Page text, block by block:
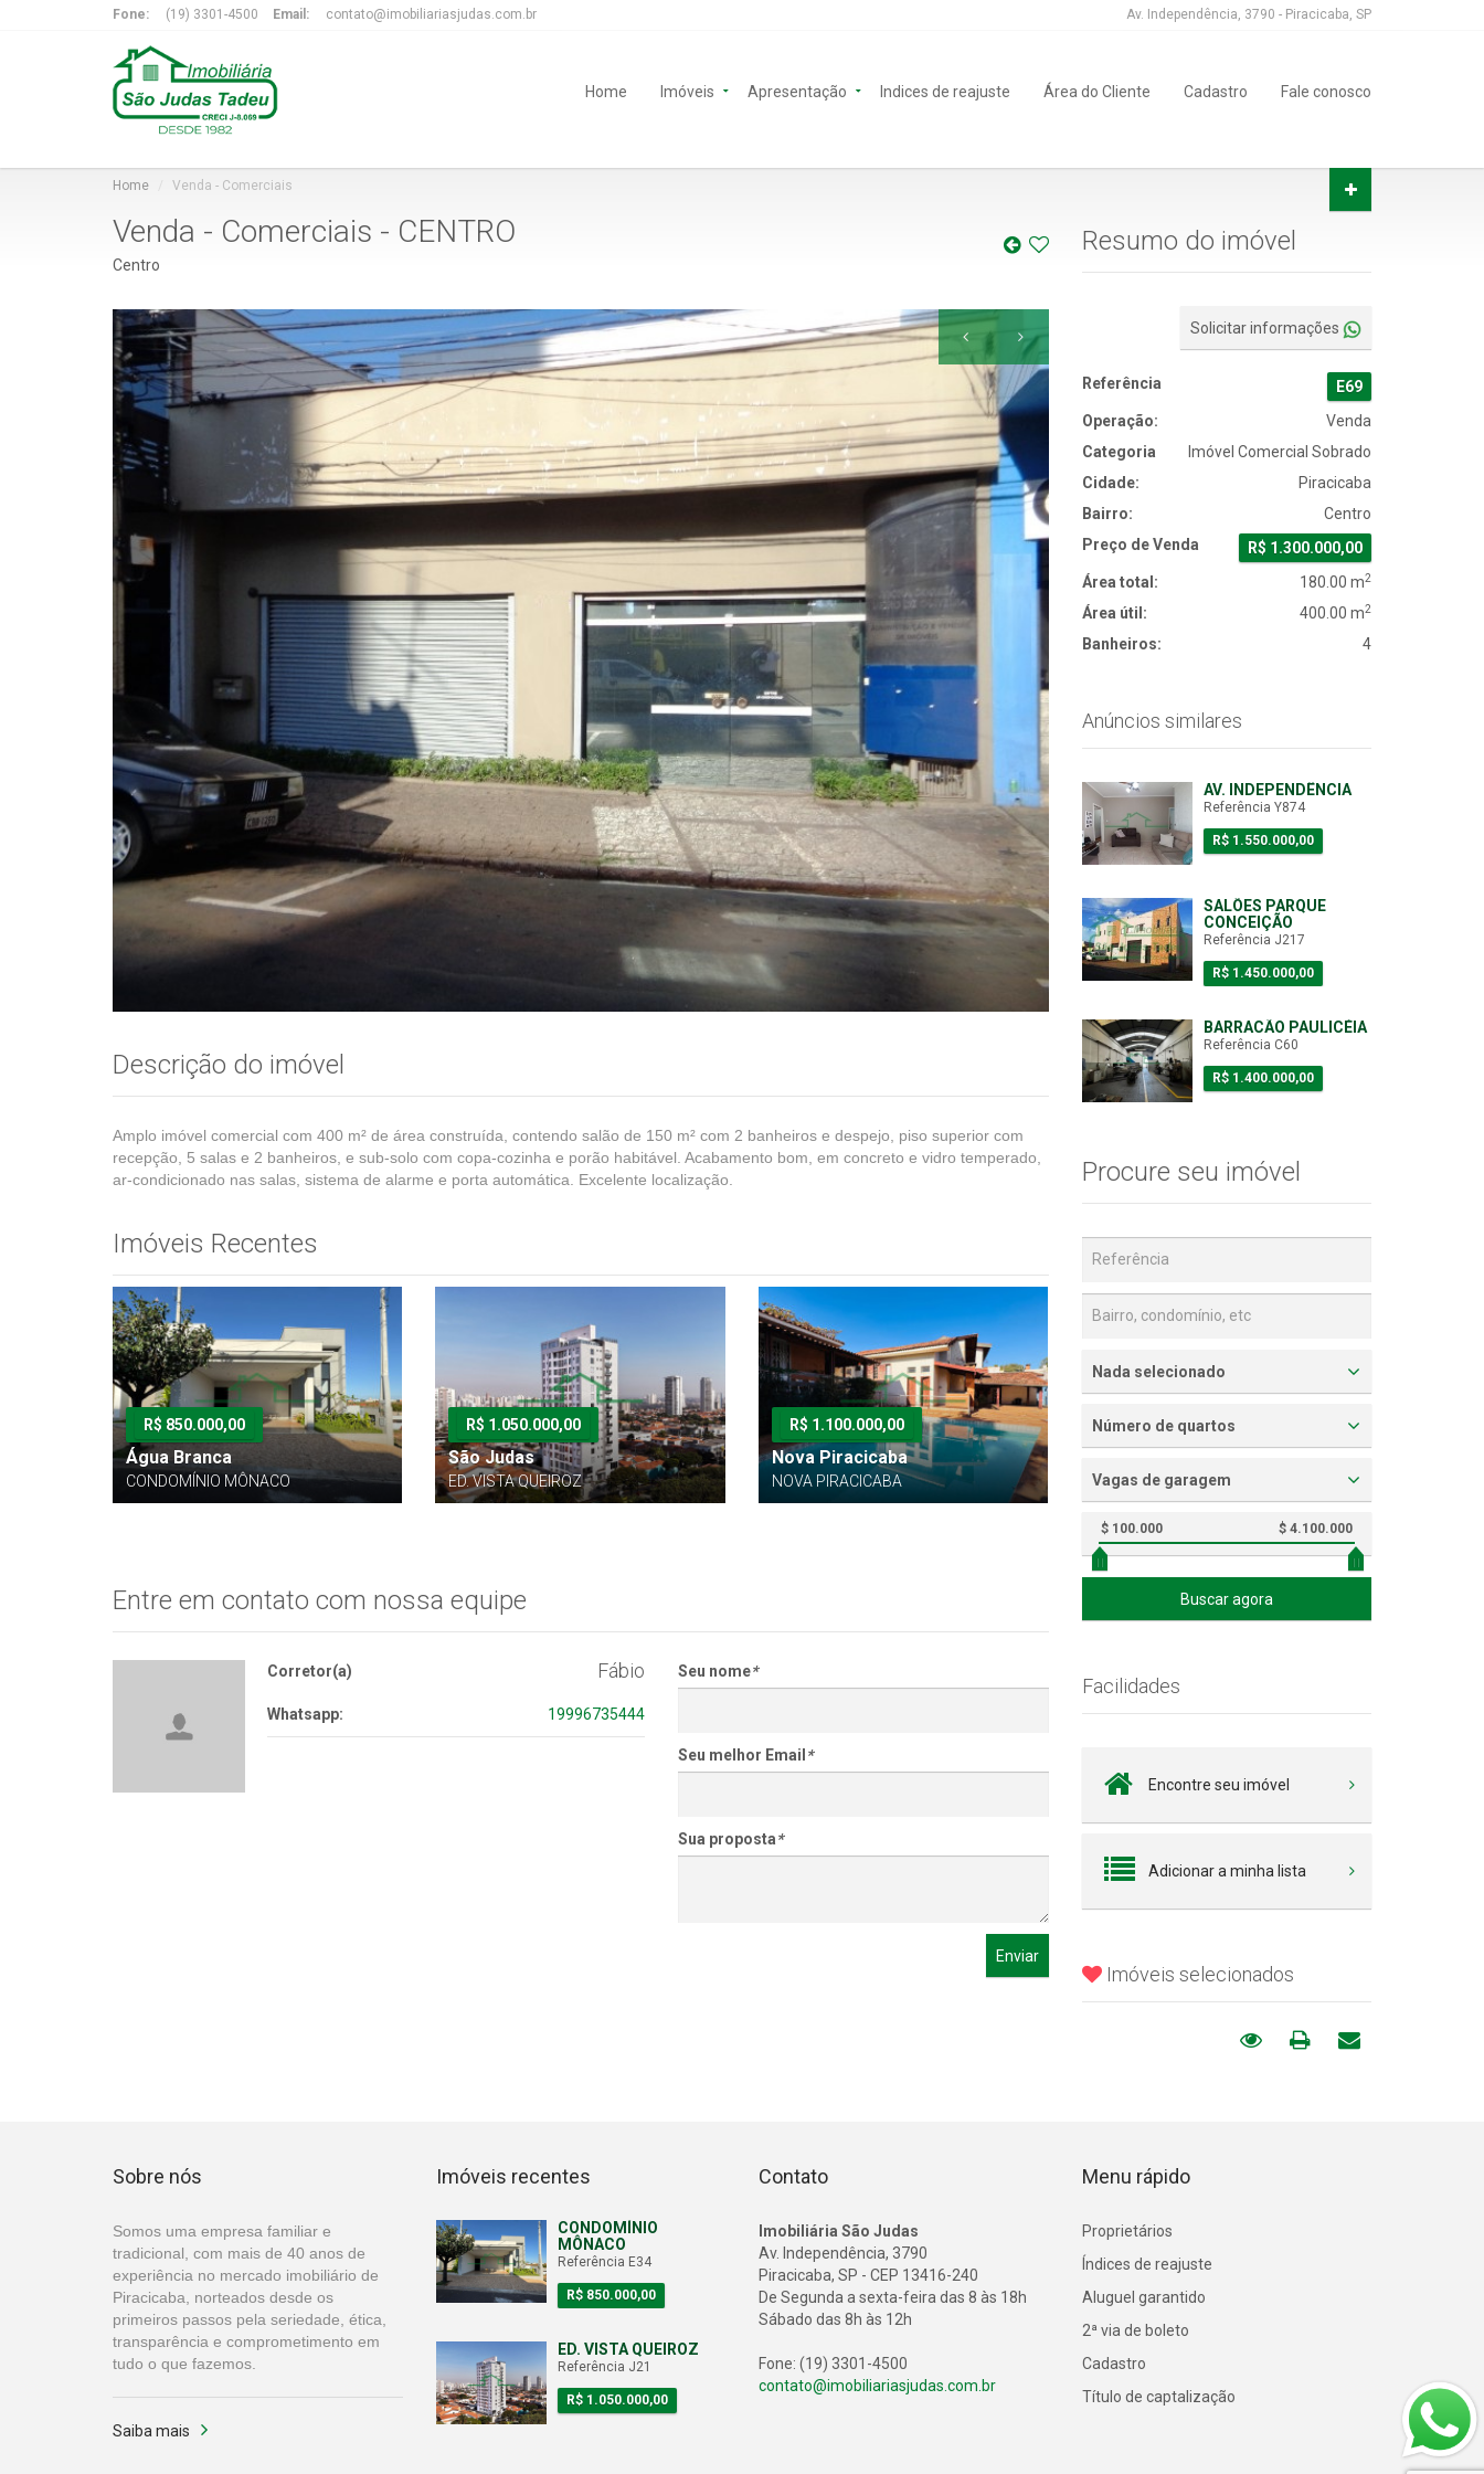
Fone: (19) 3301-4500 Email: contato@imobiliariasjudas.com.br Av. Independência, 3790 - Piracicaba, SP
Home Imóveis Apresentação Indices de reajuste Área do Cliente Cadastro Fale conosco
Home Venda - Comerciais
Venda - Comerciais - CENTRO
Centro
Descrição do imóvel
Amplo imóvel comercial com 400 m² de área construída, contendo salão de 150 m² com 2 banheiros e despejo, piso superior com
recepção, 5 salas e 2 banheiros, e sub-solo com copa-cozinha e porão habitável. Acabamento bom, em concreto e vidro temperado,
ar-condicionado nas salas, sistema de alarme e porta automática. Excelente localização.
Imóveis Recentes
R$ 850.000,00
Água Branca
CONDOMÍNIO MÔNACO
R$ 1.050.000,00
São Judas
ED. VISTA QUEIROZ
R$ 1.100.000,00
Nova Piracicaba
NOVA PIRACICABA
Entre em contato com nossa equipe
Corretor(a) Fábio
Whatsapp: 19996735444
Seu nome*
Seu melhor Email *
Sua proposta*
Enviar
Resumo do imóvel
Solicitar informações
Referência
E69
Operação:
Venda
Categoria
Imóvel Comercial Sobrado
Cidade:
Piracicaba
Bairro:
Centro
Preço de Venda
R$ 1.300.000,00
Área total:
180.00 m2
Área útil: 400.00 m2
Banheiros: 4
Anúncios similares
AV. INDEPENDÊNCIA
Referência Y874
R$ 1.550.000,00
SALÕES PARQUE
CONCEIÇÃO
Referência J217
R$ 1.450.000,00
BARRACÃO PAULICÉIA
Referência C60
R$ 1.400.000,00
Procure seu imóvel
Nada selecionado
Número de quartos
Vagas de garagem
$ 100.000 $ 4.100.000
Buscar agora
Facilidades
Encontre seu imóvel
Adicionar a minha lista
Imóveis selecionados
Sobre nós
Somos uma empresa familiar e
tradicional, com mais de 40 anos de
experiência no mercado imobiliário de
Piracicaba, norteados desde os
primeiros passos pela seriedade, ética,
transparência e comprometimento em
tudo o que fazemos.
Saiba mais
Imóveis recentes
CONDOMÍNIO
MÔNACO
Referência E34
R$ 850.000,00
ED. VISTA QUEIROZ
Referência J21
R$ 1.050.000,00
Contato
Imobiliária São Judas
Av. Independência, 3790
Piracicaba, SP - CEP 13416-240
De Segunda a sexta-feira das 8 às 18h
Sábado das 8h às 12h
Fone: (19) 3301-4500
contato@imobiliariasjudas.com.br
Menu rápido
Proprietários
Índices de reajuste
Aluguel garantido
2ª via de boleto
Cadastro
Título de captalização